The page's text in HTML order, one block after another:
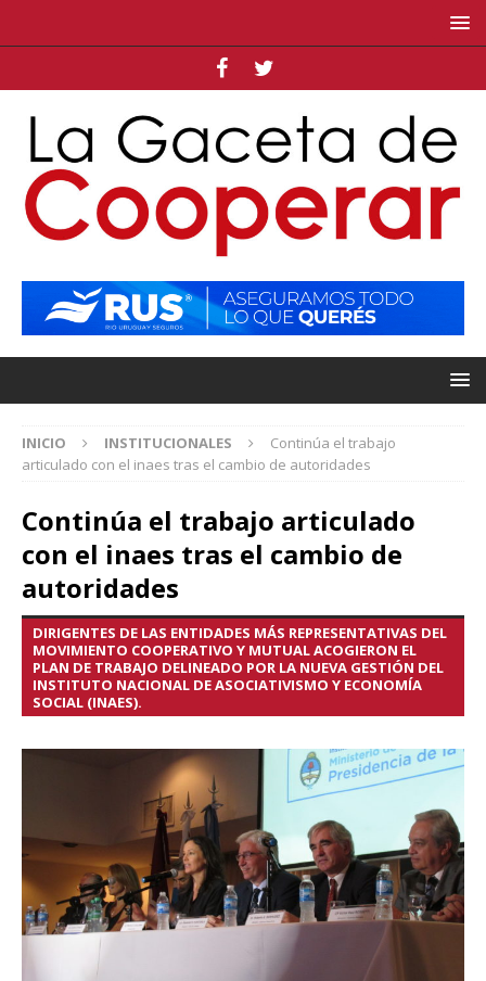
INICIO INSTITUCIONALES
Continúa el trabajo
articulado con el inaes tras el cambio de autoridades
Continúa el trabajo articulado
con el inaes tras el cambio de
autoridades
DIRIGENTES DE LAS ENTIDADES MÁS REPRESENTATIVAS DEL
MOVIMIENTO COOPERATIVO Y MUTUAL ACOGIERON EL
PLAN DE TRABAJO DELINEADO POR LA NUEVA GESTIÓN DEL
INSTITUTO NACIONAL DE ASOCIATIVISMO Y ECONOMÍA
SOCIAL (INAES).